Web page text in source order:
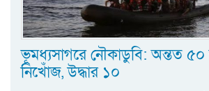
ভূমধ্যসাগরে নৌকাডুবি: অন্তত ৫০
নিখোঁজ, উদ্ধার ১০